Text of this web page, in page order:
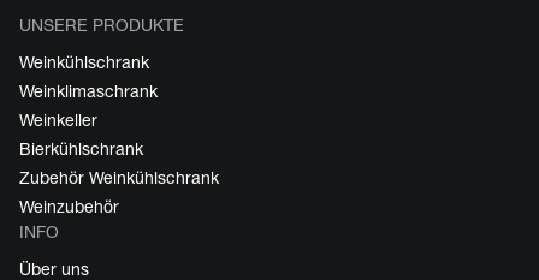
UNSERE PRODUKTE
Weinkühlschrank
Weinklimaschrank
Weinkeller
Bierkühlschrank
Zubehör Weinkühlschrank
Weinzubehör
INFO
Über uns